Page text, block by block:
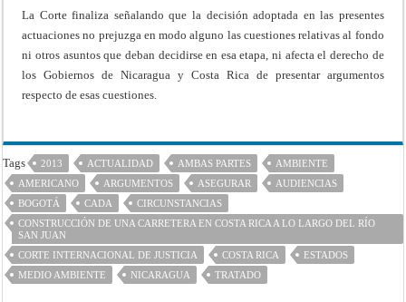
La Corte finaliza señalando que la decisión adoptada en las presentes
actuaciones no prejuzga en modo alguno las cuestiones relativas al fondo
ni otros asuntos que deban decidirse en esa etapa, ni afecta el derecho de
los Gobiernos de Nicaragua y Costa Rica de presentar argumentos
respecto de esas cuestiones.
Tags 2013 ACTUALIDAD AMBAS PARTES
AMBIENTE
AMERICANO
ARGUMENTOS ASEGURAR
AUDIENCIAS
BOGOTÁ
CADA
CIRCUNSTANCIAS
CONSTRUCCIÓN DE UNA CARRETERA EN COSTA RICA A LO LARGO DEL RÍO
SAN JUAN
CORTE INTERNACIONAL DE JUSTICIA
COSTA RICA
ESTADOS
MEDIO AMBIENTE
NICARAGUA TRATADO